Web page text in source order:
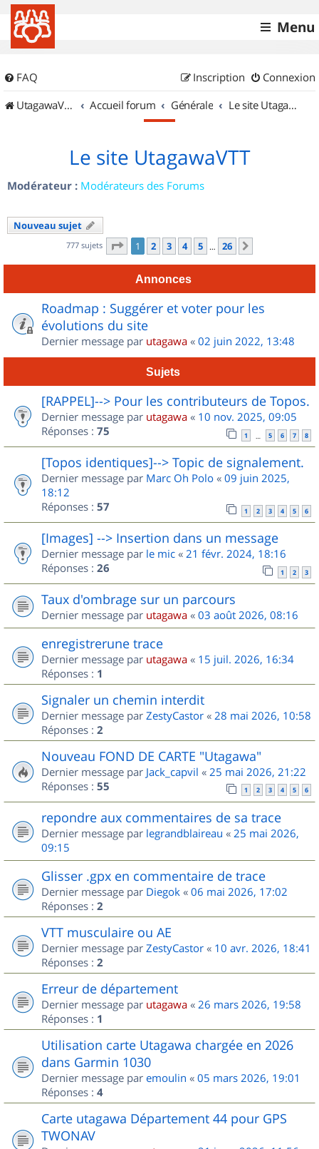
Menu
FAQ Connexion
Inscription
UtagawaVTT (Randos VTT et VTTAE avec traces GPS)
Accueil forum Générale Le site UtagawaVTT
Le site UtagawaVTT
Modérateur : Modérateurs des Forums
Nouveau sujet
777 sujets Page 1sur
1 2 3 4 5 … 26
Annonces
Roadmap : Suggérer et voter pour les
évolutions du site
Dernier message par utagawa « 02 juin 2022, 13:48
Sujets
[RAPPEL]--> Pour les contributeurs de Topos.
Dernier message par utagawa « 10 nov. 2025, 09:05
Réponses : 75 1 … 5 6 7 8
[Topos identiques]--> Topic de signalement.
Dernier message par Marc Oh Polo « 09 juin 2025,
18:12
Réponses : 57 1 2 3 4 5 6
[Images] --> Insertion dans un message
Dernier message par le mic « 21 févr. 2024, 18:16
Réponses : 26 1 2 3
Taux d'ombrage sur un parcours
Dernier message par utagawa « 03 août 2026, 08:16
enregistrerune trace
Dernier message par utagawa « 15 juil. 2026, 16:34
Réponses : 1
Signaler un chemin interdit
Dernier message par ZestyCastor « 28 mai 2026, 10:58
Réponses : 2
Nouveau FOND DE CARTE "Utagawa"
Dernier message par Jack_capvil « 25 mai 2026, 21:22
Réponses : 55 1 2 3 4 5 6
repondre aux commentaires de sa trace
Dernier message par legrandblaireau « 25 mai 2026,
09:15
Glisser .gpx en commentaire de trace
Dernier message par Diegok « 06 mai 2026, 17:02
Réponses : 2
VTT musculaire ou AE
Dernier message par ZestyCastor « 10 avr. 2026, 18:41
Réponses : 2
Erreur de département
Dernier message par utagawa « 26 mars 2026, 19:58
Réponses : 1
Utilisation carte Utagawa chargée en 2026
dans Garmin 1030
Dernier message par emoulin « 05 mars 2026, 19:01
Réponses : 4
Carte utagawa Département 44 pour GPS
TWONAV